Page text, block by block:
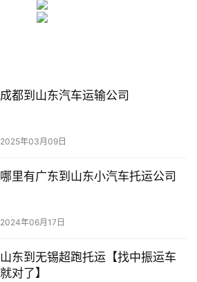
成都到山东汽车运输公司
2025年03月09日
哪里有广东到山东小汽车托运公司
2024年06月17日
山东到无锡超跑托运【找中振运车
就对了】